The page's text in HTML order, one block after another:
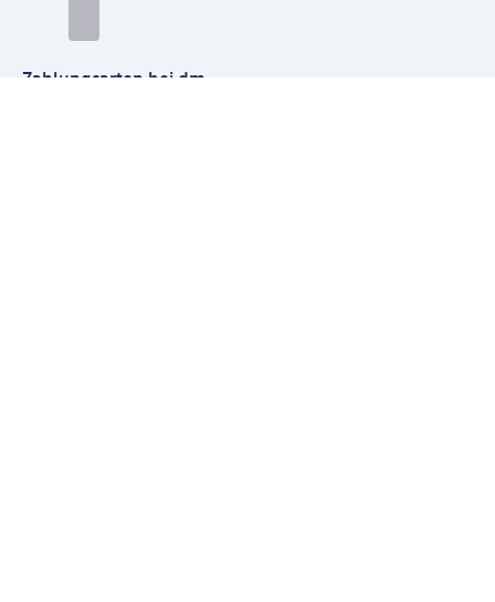
Zahlungsarten bei dm